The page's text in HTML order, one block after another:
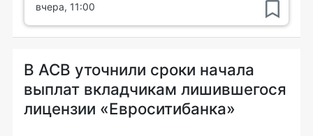
вчера, 11:00
В АСВ уточнили сроки начала
выплат вкладчикам лишившегося
лицензии «Евроситибанка»